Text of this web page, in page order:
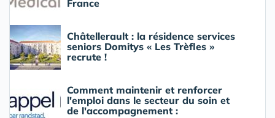
France
Châtellerault : la résidence services
seniors Domitys « Les Trèfles »
recrute !
Comment maintenir et renforcer
l'emploi dans le secteur du soin et
de l'accompagnement :